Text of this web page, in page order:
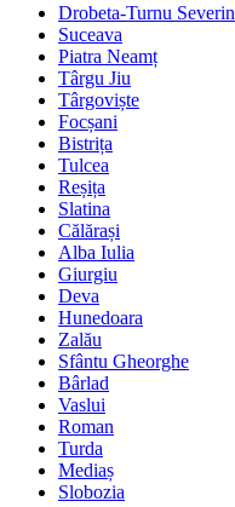
Drobeta-Turnu Severin
Suceava
Piatra Neamț
Târgu Jiu
Târgoviște
Focșani
Bistrița
Tulcea
Reșița
Slatina
Călărași
Alba Iulia
Giurgiu
Deva
Hunedoara
Zalău
Sfântu Gheorghe
Bârlad
Vaslui
Roman
Turda
Mediaș
Slobozia